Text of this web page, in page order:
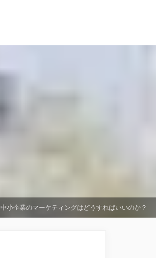
中小企業のマーケティングはどうすればいいのか？